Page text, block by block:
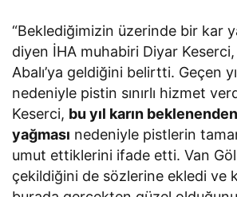
“Beklediğimizin üzerinde bir kar
diyen İHA muhabiri Diyar
Abalı’ya geldiğini belirtti. Geçen
nedeniyle pistin sınırlı hizmet
Keserci, bu yıl karın
yağması nedeniyle pistlerin
umut ettiklerini ifade etti. Van
çekildiğini de sözlerine ekledi ve